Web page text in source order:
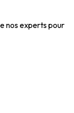
nos experts pour